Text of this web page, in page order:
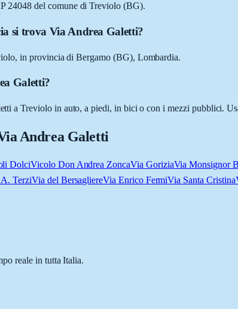
24048 del comune di Treviolo (BG).
si trova Via Andrea Galetti?
in provincia di Bergamo (BG), Lombardia.
Galetti?
a Treviolo in auto, a piedi, in bici o con i mezzi pubblici.
Andrea Galetti
DolciVicolo Don Andrea ZoncaVia GoriziaVia Monsignor
TerziVia del BersagliereVia Enrico FermiVia Santa Cristina
reale in tutta Italia.